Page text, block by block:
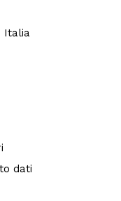
Italia
dati